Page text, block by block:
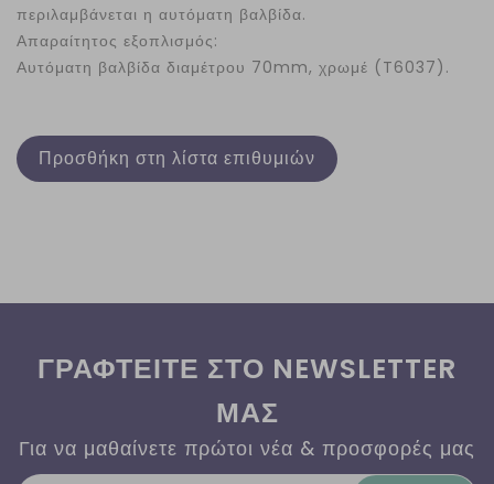
περιλαμβάνεται η αυτόματη βαλβίδα.
Απαραίτητος εξοπλισμός:
Αυτόματη βαλβίδα διαμέτρου 70mm, χρωμέ (T6037).
Προσθήκη στη λίστα επιθυμιών
ΓΡΑΦΤΕΙΤΕ ΣΤΟ NEWSLETTER
ΜΑΣ
Για να μαθαίνετε πρώτοι νέα & προσφορές μας